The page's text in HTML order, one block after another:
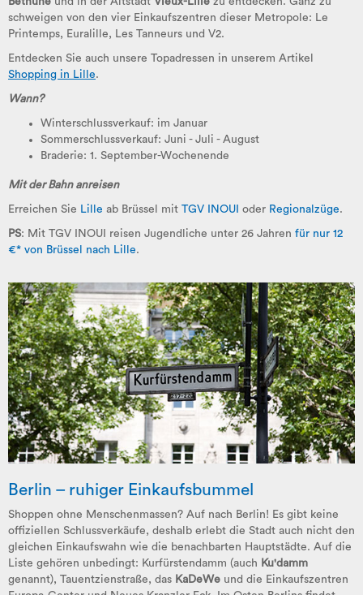
schweigen von den vier Einkaufszentren dieser Metropole: Le
Printemps, Euralille, Les Tanneurs und V2.
Entdecken Sie auch unsere Topadressen in unserem Artikel
Shopping in Lille.
Wann?
Winterschlussverkauf: im Januar
Sommerschlussverkauf: Juni - Juli - August
Braderie: 1 . September-Wochenende
Mit der Bahn anreisen
Erreichen Sie Lille ab Brüssel mit TGV INOUI oder Regionalzüge.
PS: Mit TGV INOUI reisen Jugendliche unter 26 Jahren für nur 12
€* von Brüssel nach Lille.
Berlin – ruhiger Einkaufsbummel
Shoppen ohne Menschenmassen? Auf nach Berlin! Es gibt keine
offiziellen Schlussverkäufe, deshalb erlebt die Stadt auch nicht den
gleichen Einkaufswahn wie die benachbarten Hauptstädte. Auf die
Liste gehören unbedingt: Kurfürstendamm (auch Ku'damm
genannt), Tauentzienstraße, das KaDeWe und die Einkaufszentren